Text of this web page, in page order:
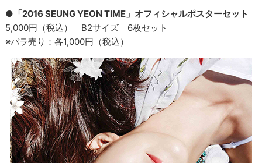
●「2016 SEUNG YEON TIME」オフィシャルポスターセット
5,000円（税込） B2サイズ 6枚セット
※バラ売り：各1,000円（税込）